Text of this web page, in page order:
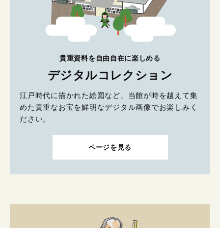
貴重資料を自由自在に楽しめる
デジタルコレクション
江戸時代に描かれた絵図など、当館が時を越えて集
めた貴重なお宝を鮮明なデジタル画像でお楽しみく
ださい。
ページを見る